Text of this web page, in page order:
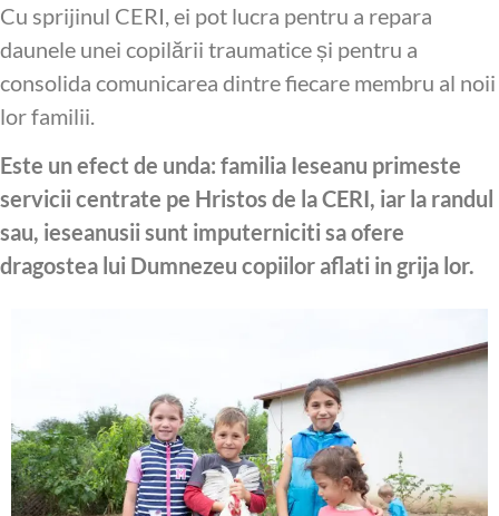
Cu sprijinul CERI, ei pot lucra pentru a repara
daunele unei copilării traumatice și pentru a
consolida comunicarea dintre fiecare membru al noii
lor familii.
Este un efect de unda: familia Ieseanu primeste
servicii centrate pe Hristos de la CERI, iar la randul
sau, ieseanusii sunt imputerniciti sa ofere
dragostea lui Dumnezeu copiilor aflati in grija lor.